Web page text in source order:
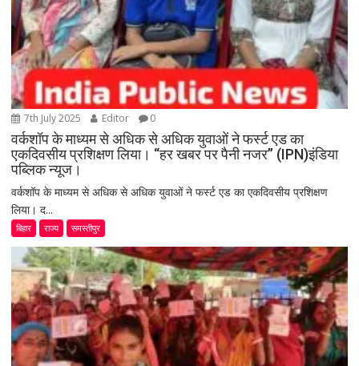
7th July 2025 Editor 0
वर्कशॉप के माध्यम से अधिक से अधिक युवाओं ने फर्स्ट एड का
एकदिवसीय प्रशिक्षण लिया। “हर खबर पर पैनी नजर” (IPN)इंडिया
पब्लिक न्यूज।
वर्कशॉप के माध्यम से अधिक से अधिक युवाओं ने फर्स्ट एड का एकदिवसीय प्रशिक्षण
लिया। द...
बिहार राज्य समस्तीपुर